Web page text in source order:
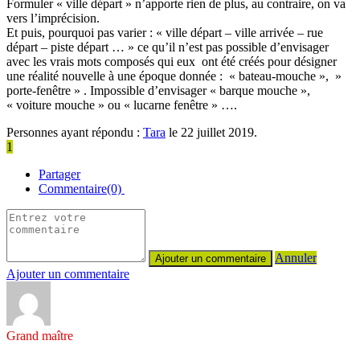
Formuler « ville départ » n’apporte rien de plus, au contraire, on va
vers l’imprécision.
Et puis, pourquoi pas varier : « ville départ – ville arrivée – rue
départ – piste départ … » ce qu’il n’est pas possible d’envisager
avec les vrais mots composés qui eux ont été créés pour désigner
une réalité nouvelle à une époque donnée : « bateau-mouche », »
porte-fenêtre » . Impossible d’envisager « barque mouche »,
« voiture mouche » ou « lucarne fenêtre » ….
Personnes ayant répondu : Tara le 22 juillet 2019.
1
Partager
Commentaire(0)
Annuler
Ajouter un commentaire
Grand maître